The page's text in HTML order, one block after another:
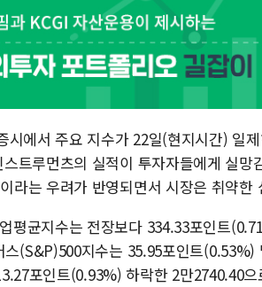
배
[컨
롯
합
교
벤
최
에서 주요 지수가 22일(현지시간) 일
트루먼츠의 실적이 투자자들에게 실망
라는 우려가 반영되면서 시장은 취약한
평균지수는 전장보다 334.33포인트
(S&P)500지수는 35.95포인트(0.53%)
포인트(0.93%) 하락한 2만2740.40